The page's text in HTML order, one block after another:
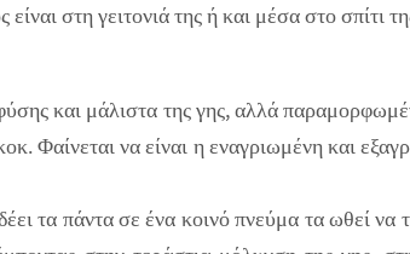
είναι στη γειτονιά της ή και μέσα στο σπίτι
και μάλιστα της γης, αλλά
Φαίνεται να είναι η εναγριωμένη και
τα πάντα σε ένα κοινό πνεύμα τα ωθεί να